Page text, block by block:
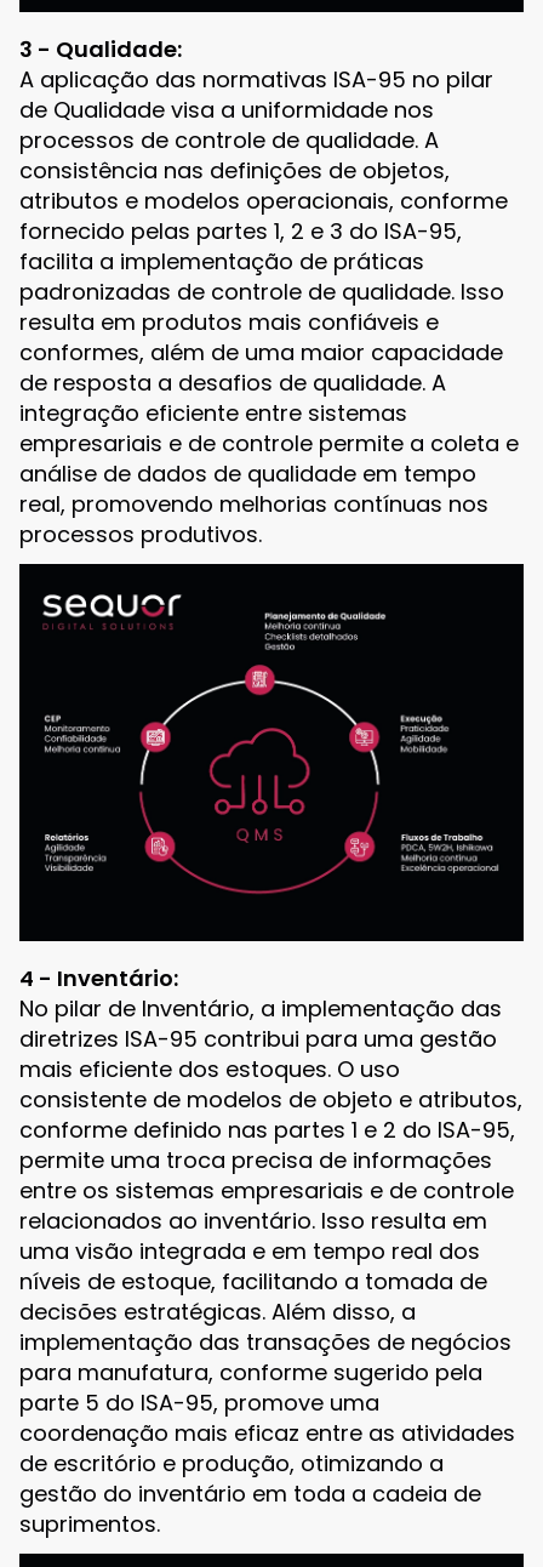
3 - Qualidade:
A aplicação das normativas ISA-95 no pilar
de Qualidade visa a uniformidade nos
processos de controle de qualidade. A
consistência nas definições de objetos,
atributos e modelos operacionais, conforme
fornecido pelas partes 1, 2 e 3 do ISA-95,
facilita a implementação de práticas
padronizadas de controle de qualidade. Isso
resulta em produtos mais confiáveis e
conformes, além de uma maior capacidade
de resposta a desafios de qualidade. A
integração eficiente entre sistemas
empresariais e de controle permite a coleta e
análise de dados de qualidade em tempo
real, promovendo melhorias contínuas nos
processos produtivos.
4 - Inventário:
No pilar de Inventário, a implementação das
diretrizes ISA-95 contribui para uma gestão
mais eficiente dos estoques. O uso
consistente de modelos de objeto e atributos,
conforme definido nas partes 1 e 2 do ISA-95,
permite uma troca precisa de informações
entre os sistemas empresariais e de controle
relacionados ao inventário. Isso resulta em
uma visão integrada e em tempo real dos
níveis de estoque, facilitando a tomada de
decisões estratégicas. Além disso, a
implementação das transações de negócios
para manufatura, conforme sugerido pela
parte 5 do ISA-95, promove uma
coordenação mais eficaz entre as atividades
de escritório e produção, otimizando a
gestão do inventário em toda a cadeia de
suprimentos.